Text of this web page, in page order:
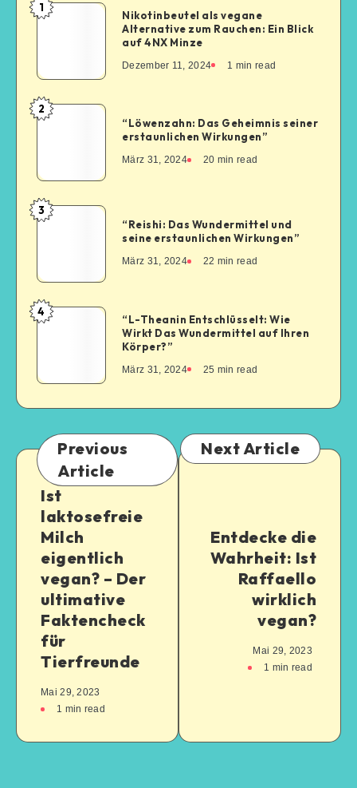
1
Nikotinbeutel als vegane
Alternative zum Rauchen: Ein Blick
auf 4NX Minze
Dezember 11, 2024 1 min read
2
“Löwenzahn: Das Geheimnis seiner
erstaunlichen Wirkungen”
März 31, 2024 20 min read
3
“Reishi: Das Wundermittel und
seine erstaunlichen Wirkungen”
März 31, 2024 22 min read
4
“L-Theanin Entschlüsselt: Wie
Wirkt Das Wundermittel auf Ihren
Körper?”
März 31, 2024 25 min read
Previous
Article
Ist
laktosefreie
Milch
eigentlich
vegan? – Der
ultimative
Faktencheck
für
Tierfreunde
Mai 29, 2023
1 min read
Next Article
Entdecke die
Wahrheit: Ist
Raffaello
wirklich
vegan?
Mai 29, 2023
1 min read